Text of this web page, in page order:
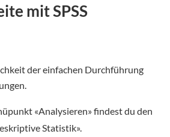
mit SPSS
der einfachen Durchführung
«Analysieren» findest du den
Statistik».